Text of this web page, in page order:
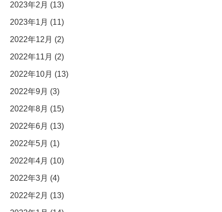
2023年2月 (13)
2023年1月 (11)
2022年12月 (2)
2022年11月 (2)
2022年10月 (13)
2022年9月 (3)
2022年8月 (15)
2022年6月 (13)
2022年5月 (1)
2022年4月 (10)
2022年3月 (4)
2022年2月 (13)